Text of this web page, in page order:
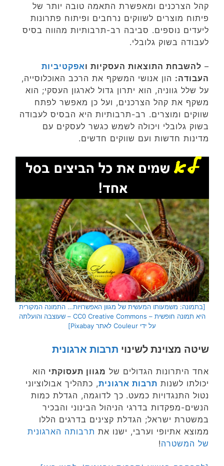
קהל הצרכנים ומאפשרת התאמה טובה יותר של
פיתוח מוצרים לשווקים נרחבים ופיתוח פתרונות
ליעדים נוספים. סביבה רב-תרבותיות מהווה בסיס
לעבודה בשוק גלובלי.
– להשבחת התוצאות העסקיות ואפקטיביות
העבודה: הון אנושי המשקף את הרכב האוכלוסייה,
על שלל גווניה, הוא יתרון גדול לארגון העסקי; הוא
משקף את קהל הצרכנים, ועל כן מאפשר לפתח
שווקים ומוצרים. רב-תרבותיות היא הבסיס לעבודה
בשוק גלובלי ויכולה לשמש כגשר לעסקים עם
מדינות חדשות ועם שווקים חדשים.
[בתמונה: משמעותו המעשית של מגוון האפשרויות… התמונה המקורית
היא תמונה חופשית – CC0 Creative Commons – שעוצבה והועלתה
על ידי Couleur לאתר Pixabay]
שיטה מצוינת לשינוי תרבות ארגונית
אחד היתרונות הגדולים של מגוון תעסוקתי הוא
יכולתו לשנות תרבות ארגונית, כתהליך אבולוציוני
נטול התנגדויות כמעט. כך לדוגמה, הגדלת כמות
הנשים-מפקדות בדרגי הניהול הבינוני והבכיר
במשטרת ישראל; הגדלת קצינים בדרגים הללו
ממוצא אתיופי וערבי, ישנו את תרבותה הארגונית
של המשטרה!